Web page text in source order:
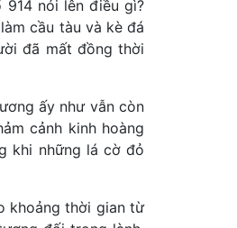
nói lên điều gì?
cầu tàu và kè đá
đã mất đồng thời
ấy như vẫn còn
cảnh kinh hoàng
khi những lá cờ đỏ
khoảng thời gian từ